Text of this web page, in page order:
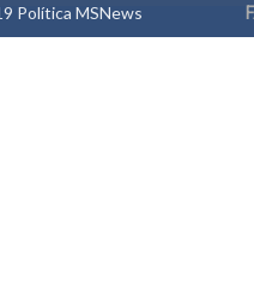
Política MSNews